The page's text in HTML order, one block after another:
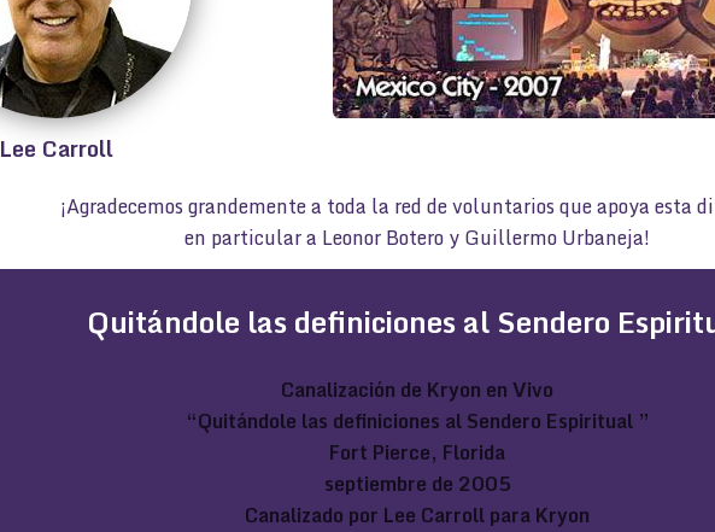
Lee Carroll
¡Agradecemos grandemente a toda la red de voluntarios que apoya esta
en particular a Leonor Botero y Guillermo Urbaneja!
Quitándole las definiciones al Sendero
Canalización de Kryon en Vivo
“Quitándole las definiciones al Sendero Espiritual ”
Fort Pierce, Florida
septiembre de 2005
Canalizado por Lee Carroll para Kryon